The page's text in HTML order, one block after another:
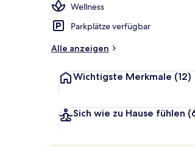
Wellness
Parkplätze verfügbar
Alle anzeigen
Wichtigste Merkmale (12)
Sich wie zu Hause fühlen